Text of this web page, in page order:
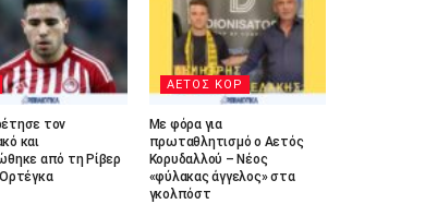
τον
και
από τη Ρίβερ
ΑΕΤΟΣ ΚΟΡ
Με φόρα για
πρωταθλητισμό ο Αετός
Κορυδαλλού – Νέος
«φύλακας άγγελος» στα
γκολπόστ